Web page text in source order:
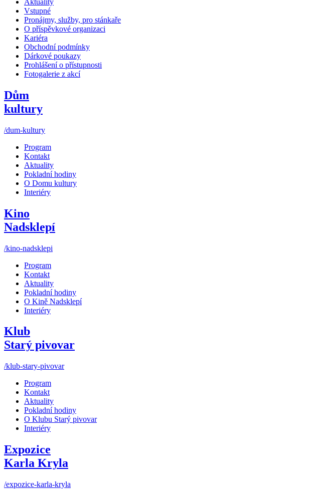
Aktuality
Vstupné
Pronájmy, služby, pro stánkaře
O příspěvkové organizaci
Kariéra
Obchodní podmínky
Dárkové poukazy
Prohlášení o přístupnosti
Fotogalerie z akcí
Dům
kultury
/dum-kultury
Program
Kontakt
Aktuality
Pokladní hodiny
O Domu kultury
Interiéry
Kino
Nadsklepí
/kino-nadsklepi
Program
Kontakt
Aktuality
Pokladní hodiny
O Kině Nadsklepí
Interiéry
Klub
Starý pivovar
/klub-stary-pivovar
Program
Kontakt
Aktuality
Pokladní hodiny
O Klubu Starý pivovar
Interiéry
Expozice
Karla Kryla
/expozice-karla-kryla